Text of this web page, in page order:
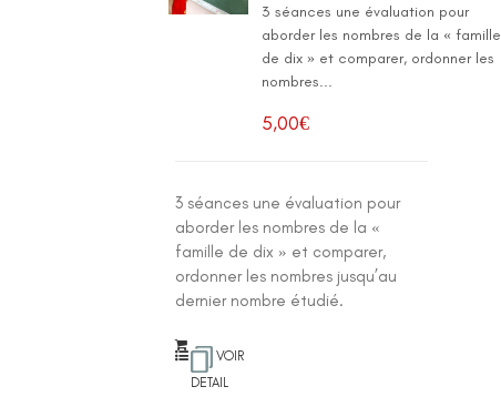
3 séances une évaluation pour
aborder les nombres de la « famille
de dix » et comparer, ordonner les
nombres...
5,00€
3 séances une évaluation pour
aborder les nombres de la «
famille de dix » et comparer,
ordonner les nombres jusqu’au
dernier nombre étudié.
VOIR
DETAIL